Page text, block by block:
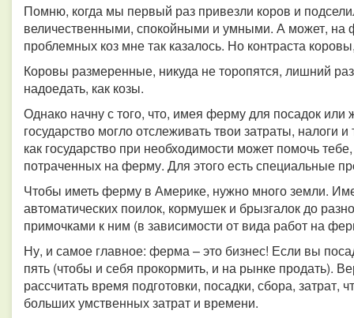
Помню, когда мы первый раз привезли коров и
величественными, спокойными и умными. А может, на
проблемных коз мне так казалось. Но контраста
Коровы размеренные, никуда не торопятся, лишний раз
надоедать, как козы.
Однако начну с того, что, имея ферму для посадок
государство могло отслеживать твои затраты, налоги
как государство при необходимости может помочь
потраченных на ферму. Для этого есть специальные
Чтобы иметь ферму в Америке, нужно много земли.
автоматических поилок, кормушек и брызгалок до
примочками к ним (в зависимости от вида работ на
Ну, и самое главное: ферма – это бизнес! Если вы
пять (чтобы и себя прокормить, и на рынке продать).
рассчитать время подготовки, посадки, сбора, затрат,
больших умственных затрат и времени.